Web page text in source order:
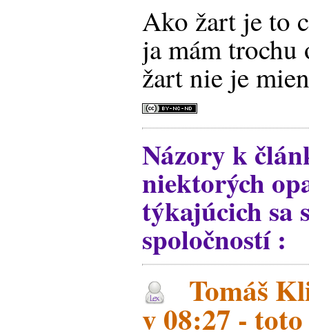
Ako žart je to
ja mám trochu
žart nie je
Názory k
niektorých
týkajúcich sa
spoločností :
Tomáš
v 08:27 -